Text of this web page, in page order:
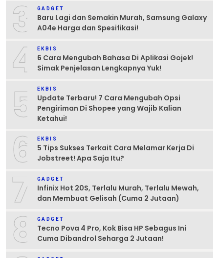
3 GADGET
Baru Lagi dan Semakin Murah, Samsung Galaxy
A04e Harga dan Spesifikasi!
4 EKBIS
6 Cara Mengubah Bahasa Di Aplikasi Gojek!
Simak Penjelasan Lengkapnya Yuk!
5 EKBIS
Update Terbaru! 7 Cara Mengubah Opsi
Pengiriman Di Shopee yang Wajib Kalian
Ketahui!
6 EKBIS
5 Tips Sukses Terkait Cara Melamar Kerja Di
Jobstreet! Apa Saja Itu?
7 GADGET
Infinix Hot 20S, Terlalu Murah, Terlalu Mewah,
dan Membuat Gelisah (Cuma 2 Jutaan)
8 GADGET
Tecno Pova 4 Pro, Kok Bisa HP Sebagus Ini
Cuma Dibandrol Seharga 2 Jutaan!